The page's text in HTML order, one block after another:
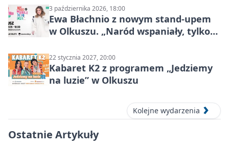
3 października 2026, 18:00
Ewa Błachnio z nowym stand-upem
w Olkuszu. „Naród wspaniały, tylko
22 stycznia 2027, 20:00
Kabaret K2 z programem „Jedziemy
na luzie” w Olkuszu
Kolejne wydarzenia
Ostatnie Artykuły